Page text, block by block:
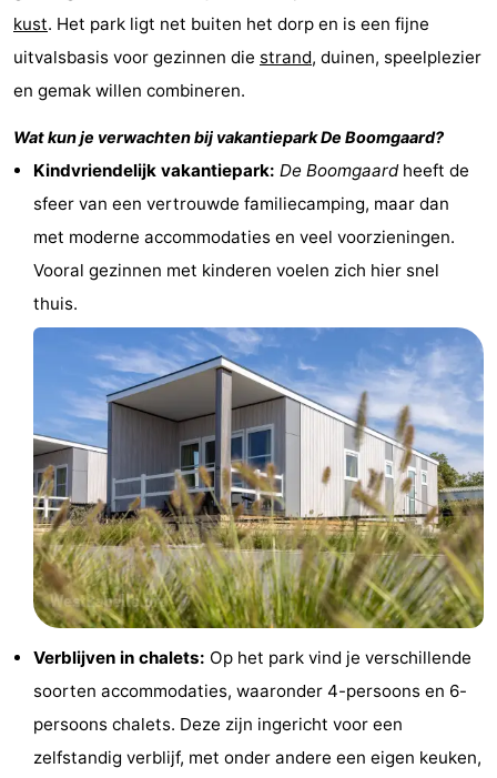
See
&
-
Museums
Monuments
Lighthouses
Observation
Playgrounds
Indoor
playgrounds
Bowling
centres
Wellness
centers
Villages
Cities
Guided
tours
Sports
kust. Het park ligt net buiten het dorp en is een fijne
uitvalsbasis voor gezinnen die strand, duinen, speelplezier
en gemak willen combineren.
Wat kun je verwachten bij vakantieparkDe Boomgaard?
Kindvriendelijk vakantiepark: De Boomgaardheeft de
sfeer van een vertrouwde familiecamping, maar dan
met moderne accommodaties en veel voorzieningen.
Vooral gezinnen met kinderen voelen zich hier snel
thuis.
Verblijven in chalets: Op het park vind je verschillende
soorten accommodaties, waaronder 4-persoons en 6-
persoons chalets. Deze zijn ingericht voor een
zelfstandig verblijf, met onder andere een eigen keuken,